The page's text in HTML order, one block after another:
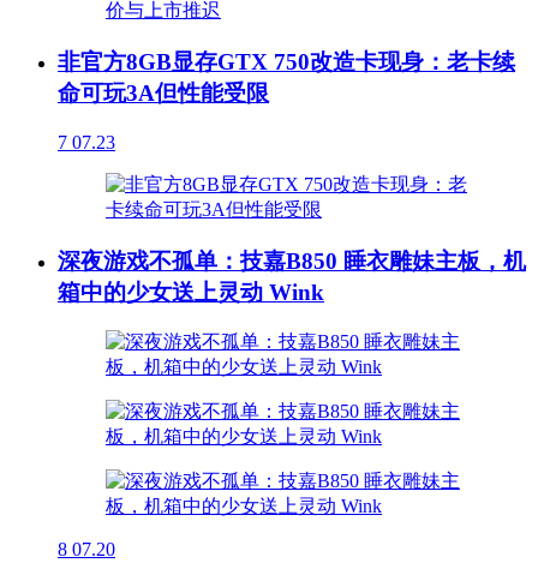
非官方8GB显存GTX 750改造卡现身：老卡续
命可玩3A但性能受限
7 07.23
深夜游戏不孤单：技嘉B850 睡衣雕妹主板，机
箱中的少女送上灵动 Wink
8 07.20